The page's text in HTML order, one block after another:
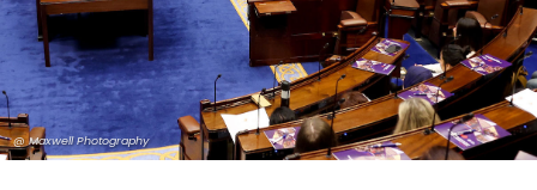
@ Maxwell Photography